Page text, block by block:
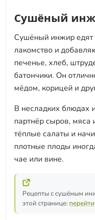
Сушёный
Сушёный инжир едят
лакомство и
печенье, хлеб,
батончики. Он
мёдом, корицей и
В несладких блюдах
партнёр сыров, мяса
тёплые салаты и
плотные плоды
чае или вине.
Рецепты с сушёным
этой странице: